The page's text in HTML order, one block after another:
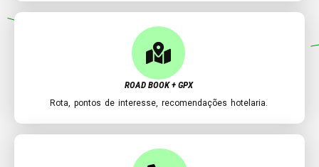
ROAD BOOK + GPX
Rota, pontos de interesse, recomendações hotelaria.